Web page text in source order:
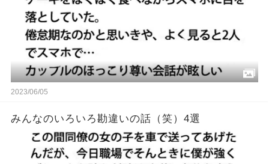
2023/06/05
みんなのいろいろ勘違いの話（笑）4選